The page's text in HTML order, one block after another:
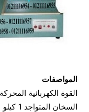
المواصفات
القوة الكهربائية المحركة 220 فولت / 50-60 هرتز
السخان المتواجد 1 كيلو واط ويمكن تعديله